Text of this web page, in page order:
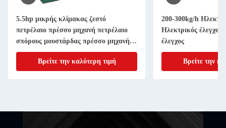
5.5hp μικρής κλίμακας ζεστό
πετρέλαιο πρέσσο μηχανή πετρέλαιο
σπόρους μουστάρδας πρέσσο μηχανή
στην Ινδία
Βρείτε την καλύτερη τιμή
200-300kg/h
Ηλεκτρικός έλεγχος
έλεγχος
Βρείτε την